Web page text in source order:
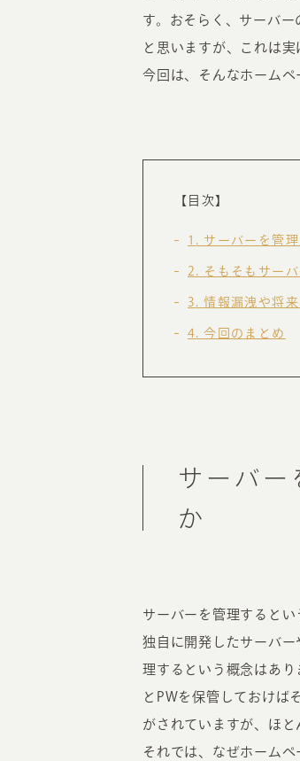
制作実績
ホームページ集
オフィス紹
す。おそらく、サーバ
と思いますが、これは実
今回は、そんなホームペ
【目次】
1 サーバーを管
2 そもそもサー
3 情報漏洩や将
4 今回のまとめ
サーバー
か
サーバーを管理すると
独自に開発したサーバ
理するという概念はあ
とPWを保管しておけば
がされていますが、ほと
それでは、なぜホーム